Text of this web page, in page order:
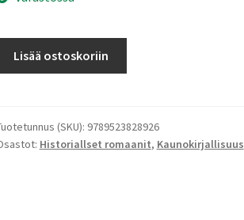
Lisää ostoskoriin
(SKU): 9789523828926
Historiallset romaanit, Kaunokirjallisuus